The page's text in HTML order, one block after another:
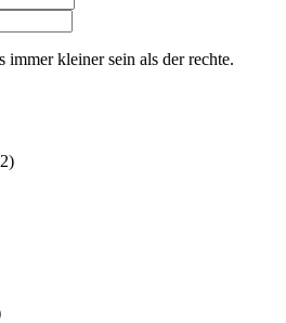
immer kleiner sein als der rechte.